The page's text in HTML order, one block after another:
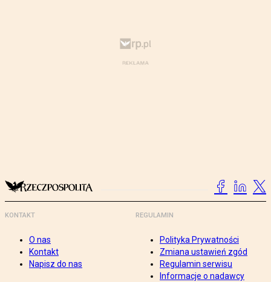
KONTAKT
O nas
Kontakt
Napisz do nas
REGULAMIN
Polityka Prywatności
Zmiana ustawień zgód
Regulamin serwisu
Informacje o nadawcy